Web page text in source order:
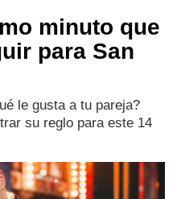
minuto que
para San
le gusta a tu pareja?
su reglo para este 14